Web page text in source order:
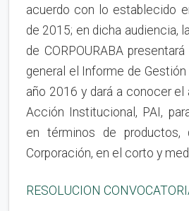
acuerdo con lo establecido
de 2015; en dicha audiencia,
de CORPOURABA
general el Informe de
año 2016 y dará a conocer el
Acción Institucional, PAI,
en términos de productos,
Corporación, en el corto y
RESOLUCION